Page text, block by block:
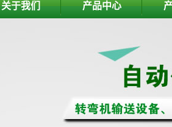
关于我们 产品中心